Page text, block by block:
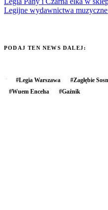
Legijne wydawnictwa
PODAJ TEN NEWS DALEJ:
#Legia Warszawa #Zagłębie
#Wuem Enceha #Gaźnik